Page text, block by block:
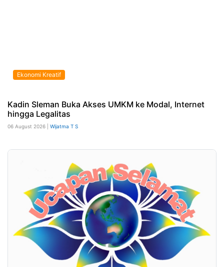
Ekonomi Kreatif
Kadin Sleman Buka Akses UMKM ke Modal, Internet
hingga Legalitas
06 August 2026 | Wijatma T S